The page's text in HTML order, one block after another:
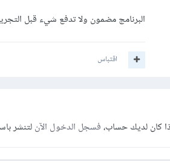
البرنامج مضمون ولا تدفع شيء قبل
اقتباس
كان لديك حساب،فسجل الدخول الآنلتنشر